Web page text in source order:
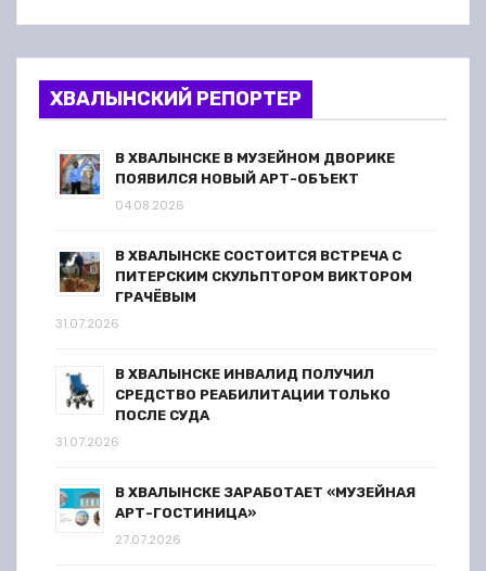
ХВАЛЫНСКИЙ РЕПОРТЕР
В ХВАЛЫНСКЕ В МУЗЕЙНОМ ДВОРИКЕ
ПОЯВИЛСЯ НОВЫЙ АРТ-ОБЪЕКТ
04.08.2026
В ХВАЛЫНСКЕ СОСТОИТСЯ ВСТРЕЧА С
ПИТЕРСКИМ СКУЛЬПТОРОМ ВИКТОРОМ
ГРАЧЁВЫМ
31.07.2026
В ХВАЛЫНСКЕ ИНВАЛИД ПОЛУЧИЛ
СРЕДСТВО РЕАБИЛИТАЦИИ ТОЛЬКО
ПОСЛЕ СУДА
31.07.2026
В ХВАЛЫНСКЕ ЗАРАБОТАЕТ «МУЗЕЙНАЯ
АРТ-ГОСТИНИЦА»
27.07.2026